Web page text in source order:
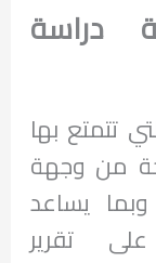
دراسة
تتمتع بها
من وجهة
وبما يساعد
تقرير